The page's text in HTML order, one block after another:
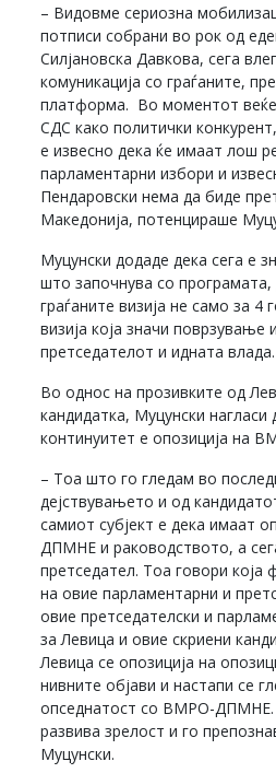
– Видовме сериозна
потписи собрани во рок од
Силјановска Давкова, сега
комуникација со граѓаните,
платформа. Во моментот веќе
СДС како политички
е извесно дека ќе имаат лош
парламентарни избори и
Пендаровски нема да биде
Македонија, потенцираше
Муцунски додаде дека сега
што започнува со
граѓаните визија не само за 4
визија која значи поврзување
претседателот и идната влада.
Во однос на прозивките од
кандидатка, Муцунски нагласи
континуитет е опозиција на
– Тоа што го гледам во
дејствувањето и од
самиот субјект е дека имаат
ДПМНЕ и раководството, а
претседател. Тоа говори која
на овие парламентарни и
овие претседателски и
за Левица и овие скриени
Левица се опозиција на
нивните објави и настапи се
опседнатост со ВМРО-ДПМНЕ.
развива зрелост и го
Муцунски.